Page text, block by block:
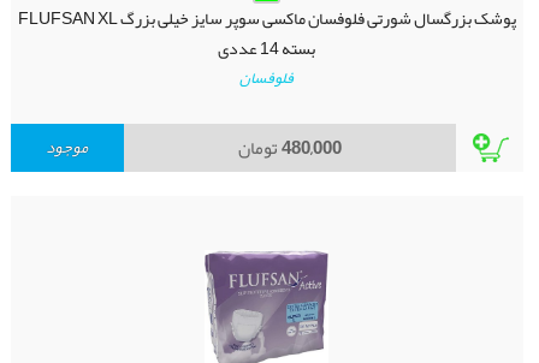
پوشک بزرگسال شورتی فلوفسان ماکسی سوپر سایز خیلی بزرگ FLUFSAN XL
بسته 14 عددی
فلوفسان
480,000تومان موجود